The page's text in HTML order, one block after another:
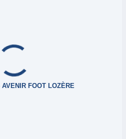
AVENIR FOOT LOZÈRE